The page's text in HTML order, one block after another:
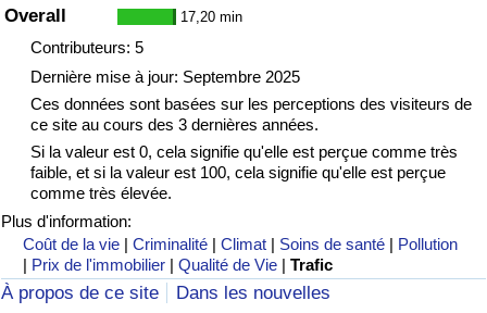
Overall 17,20 min
Contributeurs: 5
Dernière mise à jour: Septembre 2025
Ces données sont basées sur les perceptions des visiteurs de
ce site au cours des 3 dernières années.
Si la valeur est 0, cela signifie qu'elle est perçue comme très
faible, et si la valeur est 100, cela signifie qu'elle est perçue
comme très élevée.
Plus d'information:
Coût de la vie |Criminalité |Climat | Soins de santé | Pollution
| Prix de l'immobilier |Qualité de Vie |Trafic
À propos de ce site
Dans les nouvelles